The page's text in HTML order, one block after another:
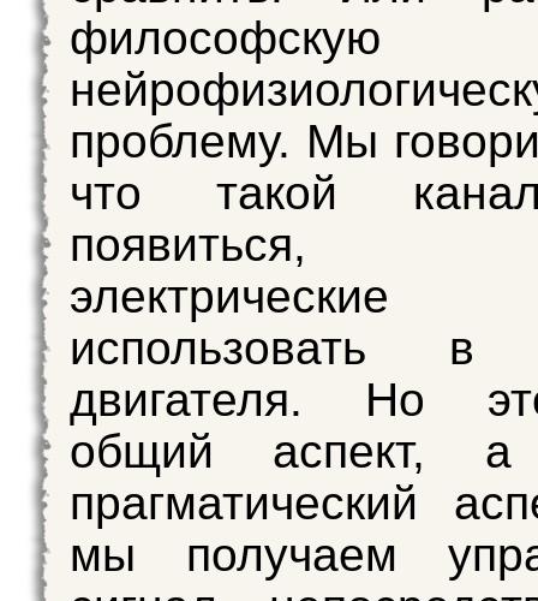
философскую
проблему. Мы
что такой
электрические
использовать в
двигателя. Но
общий аспект,
прагматический
мы получаем